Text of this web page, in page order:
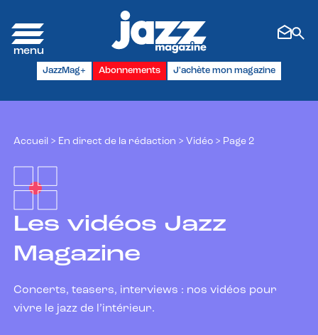
JazzMag+ Abonnements J'achète mon magazine
Accueil > En direct de la rédaction > Vidéo > Page 2
Les vidéos Jazz
Magazine
Concerts, teasers, interviews : nos vidéos pour
vivre le jazz de l’intérieur.